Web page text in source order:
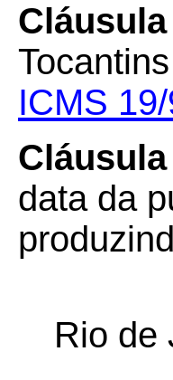
ICMS
data da
Rio de